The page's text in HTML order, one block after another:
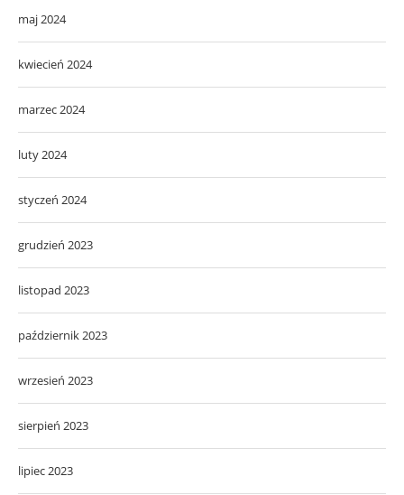
maj 2024
kwiecień 2024
marzec 2024
luty 2024
styczeń 2024
grudzień 2023
listopad 2023
październik 2023
wrzesień 2023
sierpień 2023
lipiec 2023